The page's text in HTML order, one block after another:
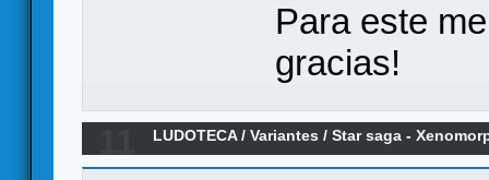
Para este
gracias!
LUDOTECA/Variantes /Star saga -